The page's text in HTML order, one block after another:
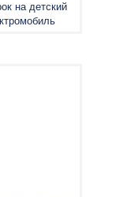
на детский